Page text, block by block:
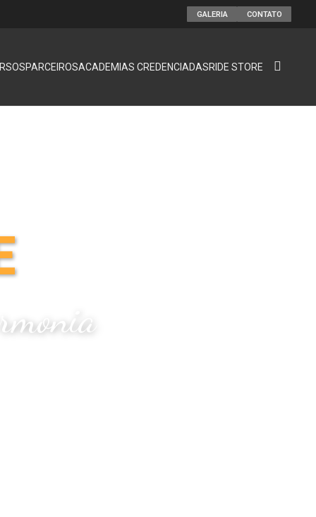
GALERIA CONTATO
PARCEIROSACADEMIAS CREDENCIADASRIDE STORE